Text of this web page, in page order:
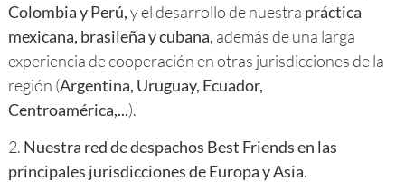
Colombia y Perú,y el desarrollo de nuestra práctica
mexicana, brasileña y cubana, además de una larga
experiencia de cooperación en otras jurisdicciones de la
región (Argentina, Uruguay, Ecuador,
Centroamérica,...).
2. Nuestra red de despachos Best Friends en las
principales jurisdicciones de Europa y Asia.